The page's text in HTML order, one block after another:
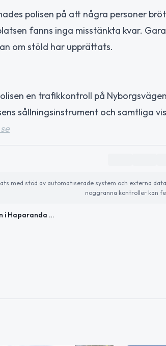
polisen på att några personer
fanns inga misstänkta kvar.
om stöld har upprättats.
en trafikkontroll på
sållningsinstrument och samtliga
med stöd av automatiserade system och externa
noggranna kontroller kan
Stöldanmälan i Haparanda och nykterhetskontroll i Kalix under natten